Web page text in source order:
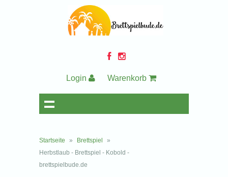
Login Warenkorb
Startseite » Brettspiel
»
Herbstlaub - Brettspiel - Kobold -
brettspielbude.de